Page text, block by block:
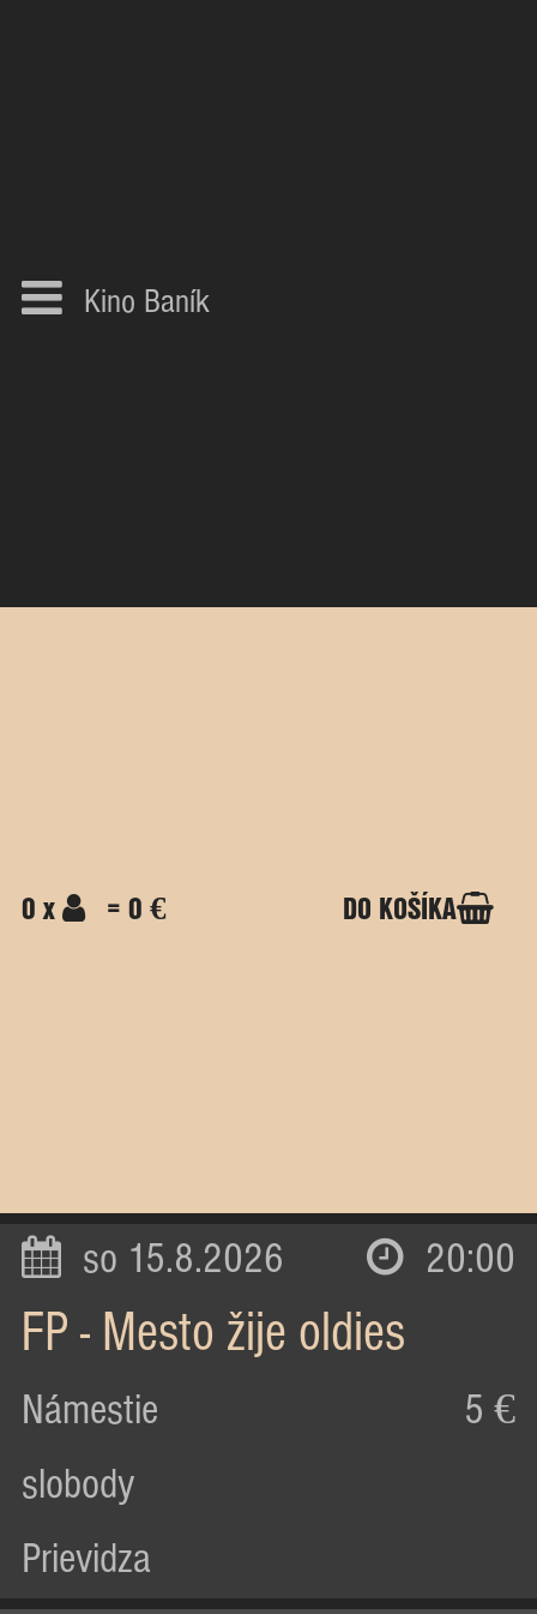
Kino Baník
0 x = 0 € DO KOŠÍKA
so 15.8.2026 20:00
FP - Mesto žije oldies
Námestie
slobody
Prievidza
5 €